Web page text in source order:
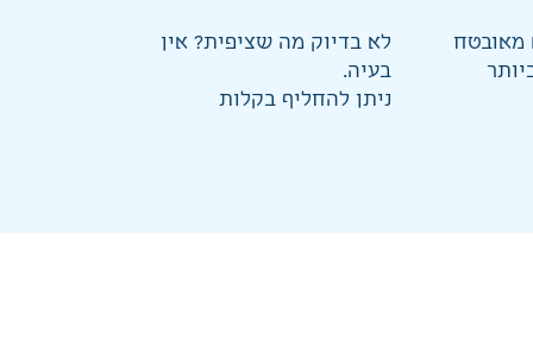
מאובטח
לא בדיוק מה שציפית? אין
בעיה.
ניתן להחליף בקלות